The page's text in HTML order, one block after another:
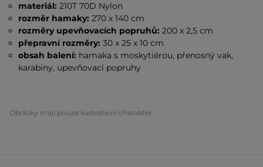
materiál: 210T 70D Nylon
rozměr hamaky: 270 x 140 cm
rozměry upevňovacích popruhů:200 x 2,5 cm
přepravní rozměry: 30 x 25 x 10 cm
obsah balení: hamaka s moskytiérou, přenosný vak,
karabiny, upevňovací popruhy
Obrázky mají pouze ilustrativní charakter.